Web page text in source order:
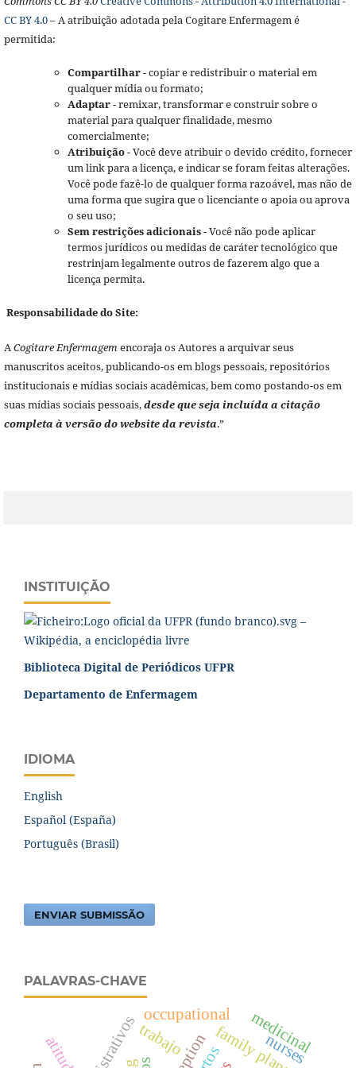
CC BY 4.0– A atribuição adotada pela Cogitare Enfermagem é
permitida:
Compartilhar- copiar e redistribuir o material em
qualquer mídia ou formato;
Adaptar- remixar, transformar e construir sobre o
material para qualquer finalidade, mesmo
comercialmente;
Atribuição- Você deve atribuir o devido crédito, fornecer
um link para a licença, e indicar se foram feitas alterações.
Você pode fazê-lo de qualquer forma razoável, mas não de
uma forma que sugira que o licenciante o apoia ou aprova
o seu uso;
Sem restrições adicionais- Você não pode aplicar
termos jurídicos ou medidas de caráter tecnológico que
restrinjam legalmente outros de fazerem algo que a
licença permita.
Responsabilidade do Site:
ACogitare Enfermagemencoraja os Autores a arquivar seus
manuscritos aceitos, publicando-os em blogs pessoais, repositórios
institucionais e mídias sociais acadêmicas, bem como postando-os em
suas mídias sociais pessoais,desde que seja incluída a citação
completa à versão do website da revista.”
INSTITUIÇÃO
Biblioteca Digital de Periódicos UFPR
Departamento de Enfermagem
IDIOMA
English
Español (España)
Português (Brasil)
ENVIAR SUBMISSÃO
PALAVRAS-CHAVE
nurses
occupational medicinal
trabajo